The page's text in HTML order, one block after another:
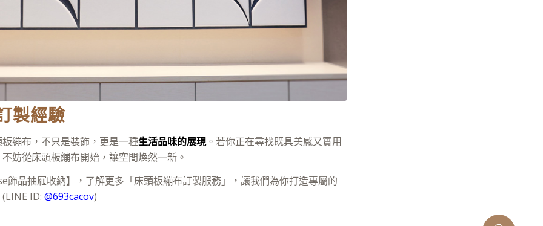
製經驗
繃布，不只是裝飾，更是一種生活品味的展現。若你正在尋找既具美感又實用
妨從床頭板繃布開始，讓空間煥然一新。
飾品抽屜收納】，了解更多「床頭板繃布訂製服務」，讓我們為你打造專屬的
ID: @693cacov)